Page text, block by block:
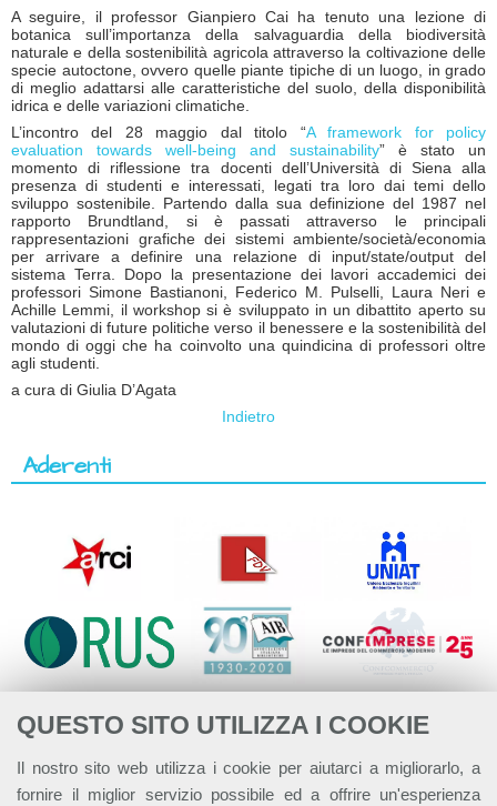
QUESTO SITO UTILIZZA I COOKIE
Il nostro sito web utilizza i cookie per aiutarci a migliorarlo, a
fornire il miglior servizio possibile ed a offrire un'esperienza
A seguire, il professor Gianpiero Cai ha tenuto una lezione di
botanica sull’importanza della salvaguardia della biodiversità
naturale e della sostenibilità agricola attraverso la coltivazione delle
specie autoctone, ovvero quelle piante tipiche di un luogo, in grado
di meglio adattarsi alle caratteristiche del suolo, della disponibilità
idrica e delle variazioni climatiche.
L’incontro del 28 maggio dal titolo “A framework for policy
evaluation towards well-being and sustainability” è stato un
momento di riflessione tra docenti dell’Università di Siena alla
presenza di studenti e interessati, legati tra loro dai temi dello
sviluppo sostenibile. Partendo dalla sua definizione del 1987 nel
rapporto Brundtland, si è passati attraverso le principali
rappresentazioni grafiche dei sistemi ambiente/società/economia
per arrivare a definire una relazione di input/state/output del
sistema Terra. Dopo la presentazione dei lavori accademici dei
professori Simone Bastianoni, Federico M. Pulselli, Laura Neri e
Achille Lemmi, il workshop si è sviluppato in un dibattito aperto su
valutazioni di future politiche verso il benessere e la sostenibilità del
mondo di oggi che ha coinvolto una quindicina di professori oltre
agli studenti.
a cura di Giulia D’Agata
Indietro
Aderenti